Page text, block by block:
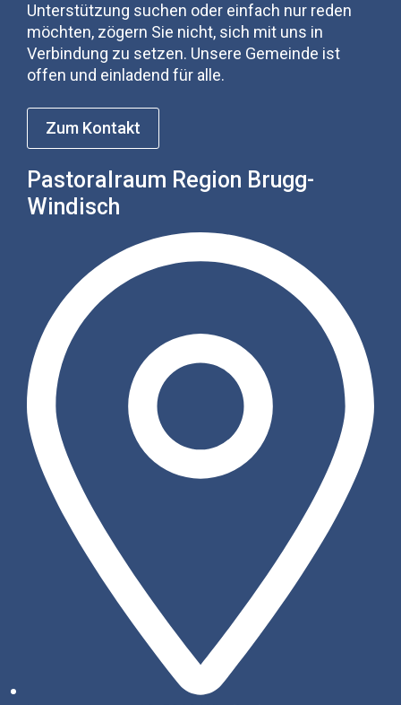
Unterstützung suchen oder einfach nur reden
möchten, zögern Sie nicht, sich mit uns in
Verbindung zu setzen. Unsere Gemeinde ist
offen und einladend für alle.
Zum Kontakt
Pastoralraum Region Brugg-
Windisch